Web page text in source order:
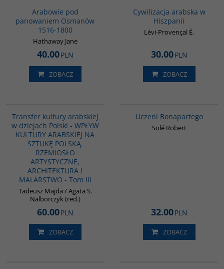
Arabowie pod
panowaniem Osmanów
1516-1800
Hathaway Jane
40.00PLN
ZOBACZ
Cywilizacja arabska w
Hiszpanii
Lévi-Provençal É.
30.00PLN
ZOBACZ
Transfer kultury arabskiej
w dziejach Polski - WPŁYW
KULTURY ARABSKIEJ NA
SZTUKĘ POLSKĄ.
RZEMIOSŁO
ARTYSTYCZNE,
ARCHITEKTURA I
MALARSTWO - Tom III
Tadeusz Majda / Agata S.
Nalborczyk (red.)
60.00PLN
ZOBACZ
Uczeni Bonapartego
Solé Robert
32.00PLN
ZOBACZ